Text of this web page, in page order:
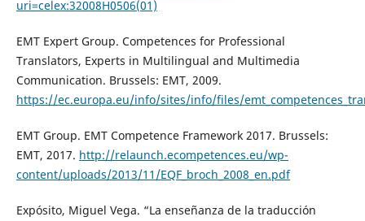
uri=celex:32008H0506(01)
EMT Expert Group. Competences for Professional
Translators, Experts in Multilingual and Multimedia
Communication. Brussels: EMT, 2009.
https://ec.europa.eu/info/sites/info/files/
EMT Group. EMT Competence Framework 2017. Brussels:
EMT, 2017. http://relaunch.ecompetences.eu/wp-
content/uploads/2013/11/EQF_broch_2008_en.pdf
Expósito, Miguel Vega. “La enseñanza de la traducción